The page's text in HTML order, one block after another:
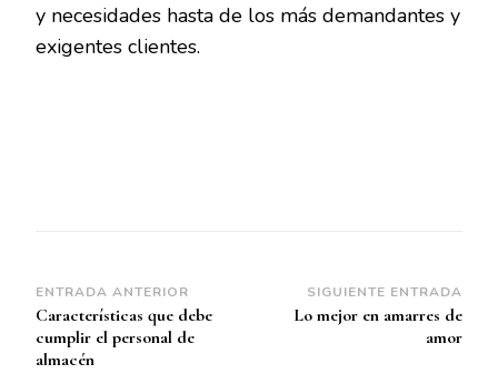
y necesidades hasta de los más demandantes y
exigentes clientes.
Navegación
de
entradas
ENTRADA ANTERIOR
Características que debe
cumplir el personal de
almacén
SIGUIENTE ENTRADA
Lo mejor en amarres de
amor